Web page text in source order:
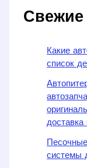
Свежие
Какие
список
системы